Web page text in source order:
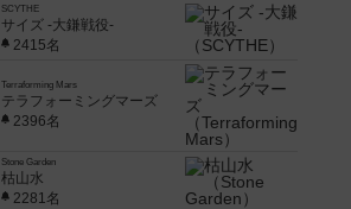
SCYTHE
サイズ -大鎌戦役-
2415名
Terraforming Mars
テラフォーミングマーズ
2396名
Stone Garden
枯山水
2281名